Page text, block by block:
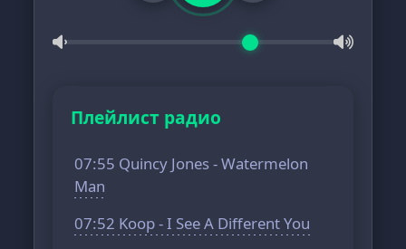
Плейлист радио
07:55 Quincy Jones - Watermelon
Man
07:52 Koop - I See A Different You